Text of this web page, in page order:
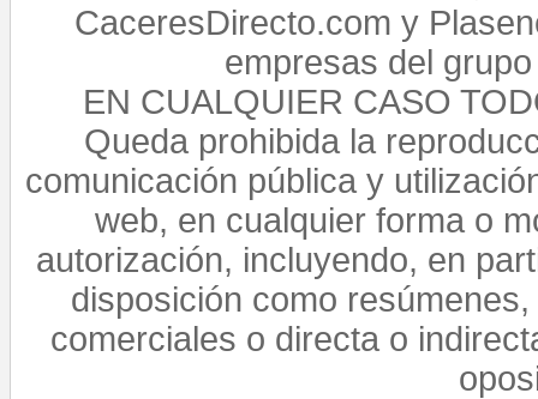
CaceresDirecto.com y
empresas del
EN CUALQUIER CASO
Queda prohibida la
comunicación pública y
web, en cualquier forma o
autorización, incluyendo, en
disposición como
comerciales o directa o